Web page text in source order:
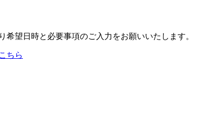
希望日時と必要事項のご入力をお願いいたします。
ちら